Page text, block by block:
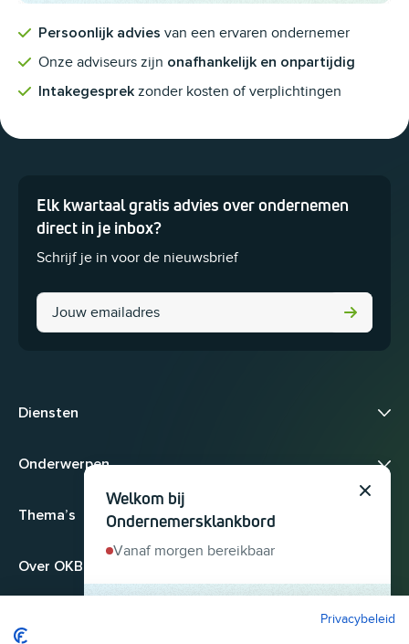
Persoonlijk advies van een ervaren ondernemer
Onze adviseurs zijn onafhankelijk en onpartijdig
Intakegesprek zonder kosten of verplichtingen
Elk kwartaal gratis advies over ondernemen
direct in je inbox?
Schrijf je in voor de nieuwsbrief
Phone
Dit veld is bedoeld voor validatiedoeleinden en moet niet worden
Diensten
Onderwerpen
Thema’s
Over OKB
Welkom bij
Ondernemersklankbord
Vanaf morgen bereikbaar
Sluit
Privacybeleid